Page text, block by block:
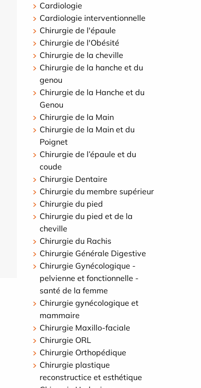
Cardiologie
Cardiologie interventionnelle
Chirurgie de l'épaule
Chirurgie de l'Obésité
Chirurgie de la cheville
Chirurgie de la hanche et du
genou
Chirurgie de la Hanche et du
Genou
Chirurgie de la Main
Chirurgie de la Main et du
Poignet
Chirurgie de l’épaule et du
coude
Chirurgie Dentaire
Chirurgie du membre supérieur
Chirurgie du pied
Chirurgie du pied et de la
cheville
Chirurgie du Rachis
Chirurgie Générale Digestive
Chirurgie Gynécologique -
pelvienne et fonctionnelle -
santé de la femme
Chirurgie gynécologique et
mammaire
Chirurgie Maxillo-faciale
Chirurgie ORL
Chirurgie Orthopédique
Chirurgie plastique
reconstructice et esthétique